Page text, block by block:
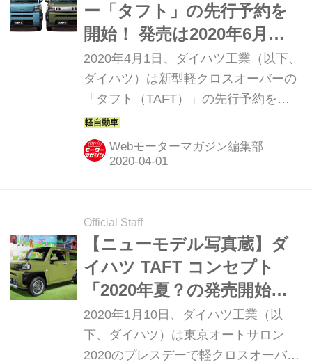
ー「タフト」の先行予約を
開始！ 発売は2020年6月か
らの予定
2020年4月1日、ダイハツ工業（以下、
ダイハツ）は新型軽クロスオーバーの
「タフト（TAFT）」の先行予約を開
始したと発表した。
Webモーターマガジン編集部
Official Staff
【ニューモデル写真蔵】ダ
イハツ TAFT コンセプト
「2020年夏？の発売開始が
待ち遠しい、軽クロスオー
バー」
2020年1月10日、ダイハツ工業（以
下、ダイハツ）は東京オートサロン
2020のプレスデーで軽クロスオーバー